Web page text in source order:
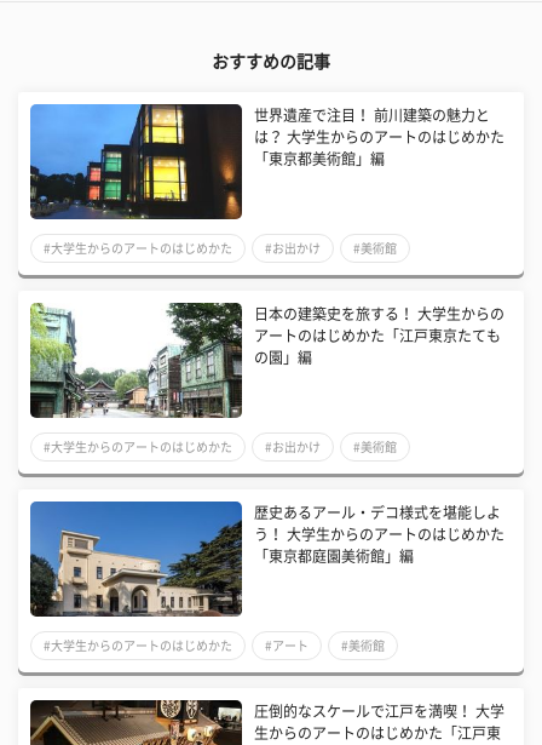
おすすめの記事
世界遺産で注目！ 前川建築の魅力と
は？ 大学生からのアートのはじめかた
「東京都美術館」編
#大学生からのアートのはじめかた #お出かけ #美術館
日本の建築史を旅する！ 大学生からの
アートのはじめかた「江戸東京たても
の園」編
#大学生からのアートのはじめかた #お出かけ #美術館
歴史あるアール・デコ様式を堪能しよ
う！ 大学生からのアートのはじめかた
「東京都庭園美術館」編
#大学生からのアートのはじめかた #アート #美術館
圧倒的なスケールで江戸を満喫！ 大学
生からのアートのはじめかた「江戸東